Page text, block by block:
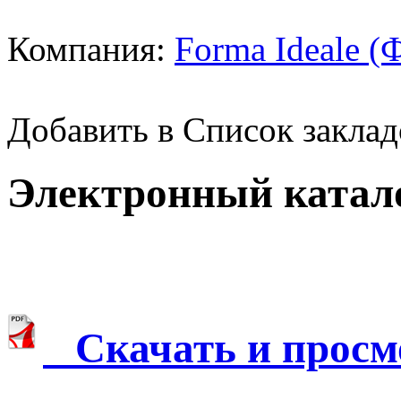
Компания: Forma Ideale
Добавить в Список
Электронный
Скачать и